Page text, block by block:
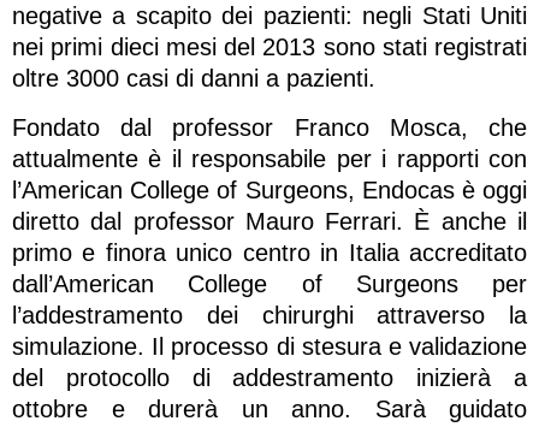
negative a scapito dei pazienti: negli Stati Uniti
nei primi dieci mesi del 2013 sono stati registrati
oltre 3000 casi di danni a pazienti.
Fondato dal professor Franco Mosca, che
attualmente è il responsabile per i rapporti con
l’American College of Surgeons, Endocas è oggi
diretto dal professor Mauro Ferrari. È anche il
primo e finora unico centro in Italia accreditato
dall’American College of Surgeons per
l’addestramento dei chirurghi attraverso la
simulazione. Il processo di stesura e validazione
del protocollo di addestramento inizierà a
ottobre e durerà un anno. Sarà guidato